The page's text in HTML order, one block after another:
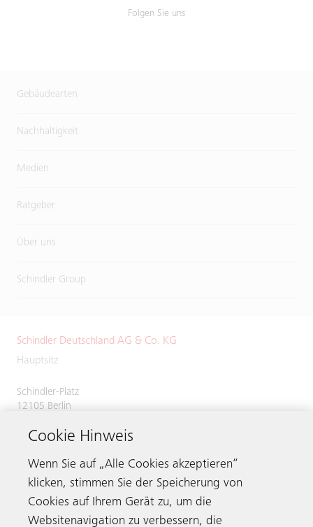
Folgen Sie uns
Gebäudearten
Nachhaltigkeit
Medien
Ratgeber
Über uns
Schindler Group
Schindler Deutschland AG & Co. KG
Hauptsitz
Schindler-Platz
12105 Berlin
Telefax 030 7029 2620
Cookie Hinweis
Wenn Sie auf „Alle Cookies akzeptieren“
klicken, stimmen Sie der Speicherung von
Cookies auf Ihrem Gerät zu, um die
Websitenavigation zu verbessern, die